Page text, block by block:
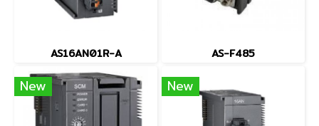
AS16AN01R-A AS-F485
New New